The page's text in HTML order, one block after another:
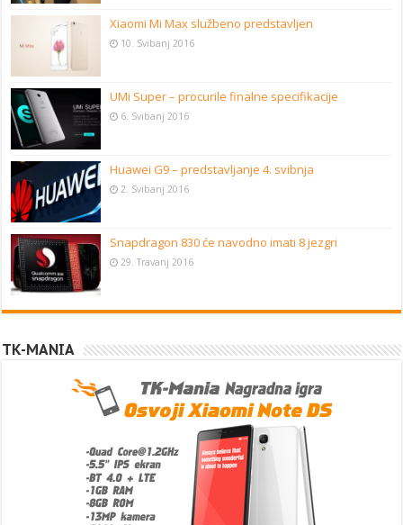
Xiaomi Mi Max službeno predstavljen
10. Svibanj 2016
UMi Super – procurile finalne specifikacije
6. Svibanj 2016
Huawei G9 – predstavljanje 4. svibnja
2. Svibanj 2016
Snapdragon 830 će navodno imati 8 jezgri
29. Travanj 2016
TK-MANIA